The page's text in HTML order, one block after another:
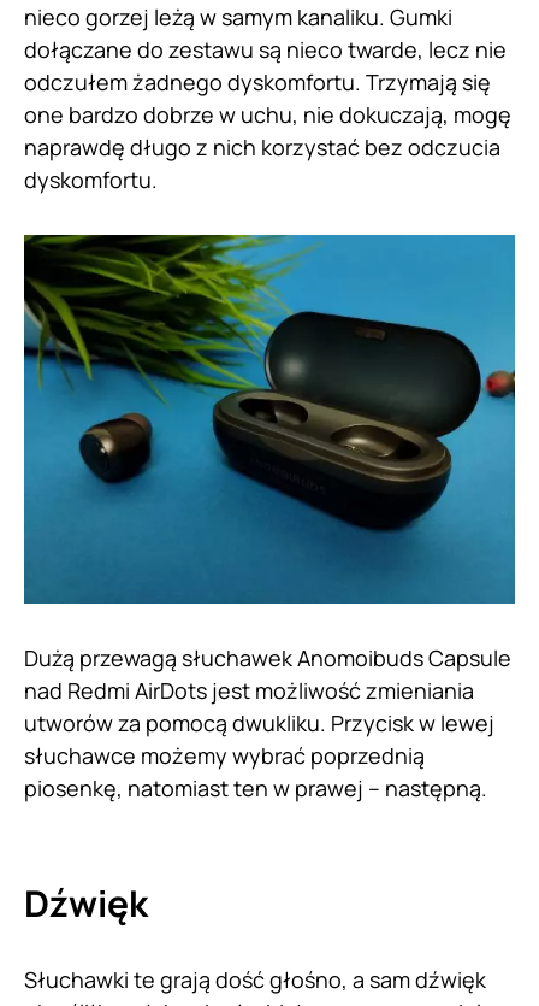
nieco gorzej leżą w samym kanaliku. Gumki
dołączane do zestawu są nieco twarde, lecz nie
odczułem żadnego dyskomfortu. Trzymają się
one bardzo dobrze w uchu, nie dokuczają, mogę
naprawdę długo z nich korzystać bez odczucia
dyskomfortu.
Dużą przewagą słuchawek Anomoibuds Capsule
nad Redmi AirDots jest możliwość zmieniania
utworów za pomocą dwukliku. Przycisk w lewej
słuchawce możemy wybrać poprzednią
piosenkę, natomiast ten w prawej – następną.
Dźwięk
Słuchawki te grają dość głośno, a sam dźwięk